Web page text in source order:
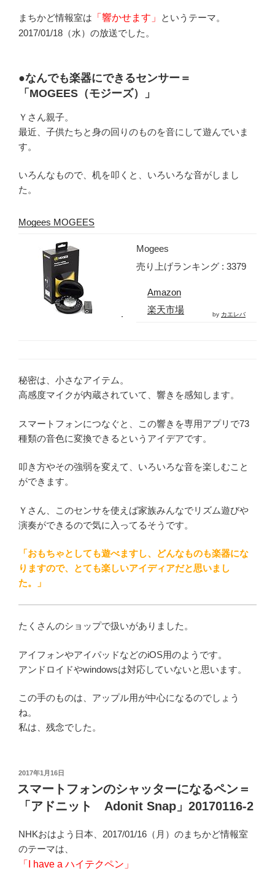
まちかど情報室は 「響かせます」
というテーマ。
2017/01/18（水）の放送でした。
●なんでも楽器にできるセンサー＝
「MOGEES（モジーズ）」
Ｙさん親子。
最近、子供たちと身の回りのものを音にして遊んでいま
す。
いろんなもので、机を叩くと、いろいろな音がしまし
た。
Mogees MOGEES
Mogees
売り上げランキング : 3379
Amazon
楽天市場
by カエレバ
秘密は、小さなアイテム。
高感度マイクが内蔵されていて、響きを感知します。
スマートフォンにつなぐと、この響きを専用アプリで73
種類の音色に変換できるというアイデアです。
叩き方やその強弱を変えて、いろいろな音を楽しむこと
ができます。
Ｙさん、このセンサを使えば家族みんなでリズム遊びや
演奏ができるので気に入ってるそうです。
「おもちゃとしても遊べますし、どんなものも楽器にな
りますので、とても楽しいアイディアだと思いまし
た。」
たくさんのショップで扱いがありました。
アイフォンやアイパッドなどのiOS用のようです。
アンドロイドやwindowsは対応していないと思います。
この手のものは、アップル用が中心になるのでしょう
ね。
私は、残念でした。
投
稿
日:
2017年1月16日
スマートフォンのシャッターになるペン＝
「アドニット Adonit Snap」20170116-2
NHKおはよう日本、2017/01/16（月）のまちかど情報室
のテーマは、
「I have a ハイテクペン」